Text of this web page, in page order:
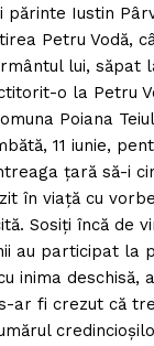
părinte Iustin
Petru Vodă,
lui, săpat
o la Petru
Poiana
11 iunie,
ţară să-i
în viaţă cu
Sosiţi încă de
au participat la
inima deschisă,
ar fi crezut că